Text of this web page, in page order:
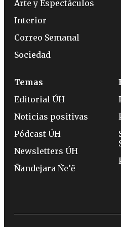
Arte y Espectáculos
Interior
Correo Semanal
Sociedad
Temas
Editorial ÚH
Noticias positivas
Pódcast ÚH
Newsletters ÚH
Ñandejara Ñe’ẽ